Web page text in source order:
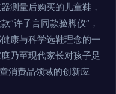
测量后购买的儿童鞋，
“许子言同款验脚仪”，
康与科学选鞋理念的一
乃至现代家长对孩子足
消费品领域的创新应